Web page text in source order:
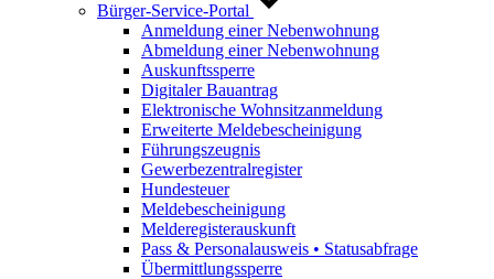
Bürger-Service-Portal
Anmeldung einer Nebenwohnung
Abmeldung einer Nebenwohnung
Auskunftssperre
Digitaler Bauantrag
Elektronische Wohnsitzanmeldung
Erweiterte Meldebescheinigung
Führungszeugnis
Gewerbezentralregister
Hundesteuer
Meldebescheinigung
Melderegisterauskunft
Pass & Personalausweis • Statusabfrage
Übermittlungssperre